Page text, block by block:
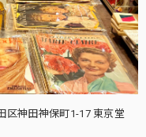
区神田神保町1-17 東京堂